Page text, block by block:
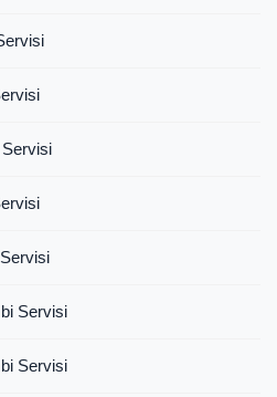
Servisi
Servisi
Servisi